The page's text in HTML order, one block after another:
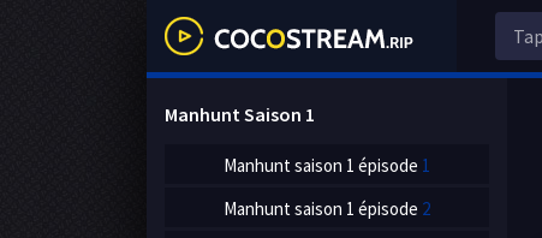
Manhunt Saison 1
Manhuntsaison 1 épisode 1
Manhunt saison 1 épisode 2